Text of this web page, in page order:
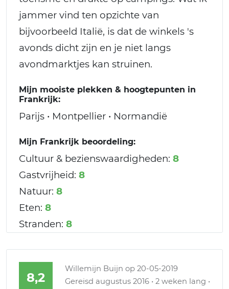
jammer vind ten opzichte van
bijvoorbeeld Italië, is dat de winkels 's
avonds dicht zijn en je niet langs
avondmarktjes kan struinen.
Mijn mooiste plekken & hoogtepunten in
Frankrijk:
Parijs • Montpellier • Normandië
Mijn Frankrijk beoordeling:
Cultuur & bezienswaardigheden: 8
Gastvrijheid: 8
Natuur: 8
Eten: 8
Stranden: 8
8,2
Willemijn Buijn op 20-05-2019
Gereisd augustus 2016 • 2 weken lang •